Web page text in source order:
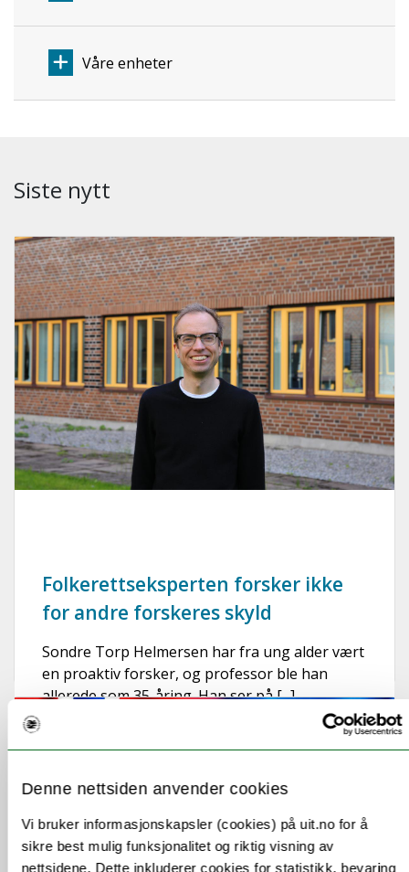
Denne nettsiden anvender cookies
Vi bruker informasjonskapsler (cookies) på uit.no for å
sikre best mulig funksjonalitet og riktig visning av
nettsidene. Dette inkluderer cookies for statistikk, bevaring
Våre enheter
Siste nytt
Folkerettseksperten forsker ikke
for andre forskeres skyld
Sondre Torp Helmersen har fra ung alder vært
en proaktiv forsker, og professor ble han
allerede som 35-åring. Han ser på [...]